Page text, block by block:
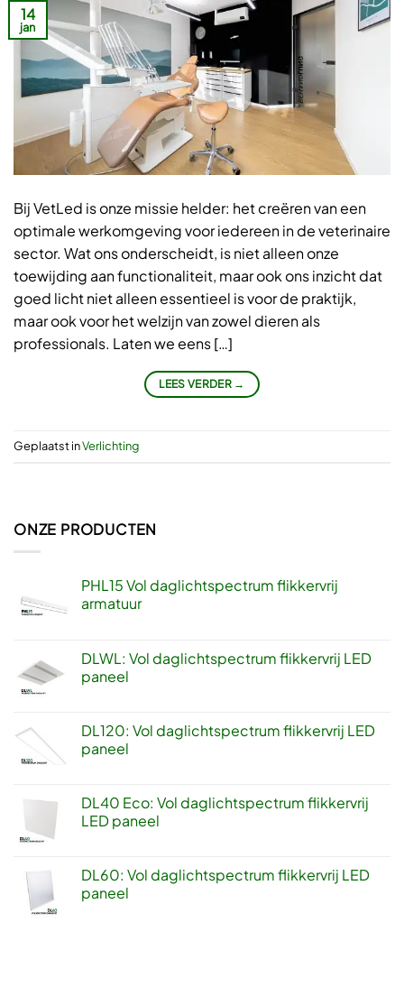
14
jan
Bij VetLed is onze missie helder: het creëren van een
optimale werkomgeving voor iedereen in de veterinaire
sector. Wat ons onderscheidt, is niet alleen onze
toewijding aan functionaliteit, maar ook ons inzicht dat
goed licht niet alleen essentieel is voor de praktijk,
maar ook voor het welzijn van zowel dieren als
professionals. Laten we eens […]
LEES VERDER →
Geplaatst inVerlichting
ONZE PRODUCTEN
PHL15 Vol daglichtspectrum flikkervrij
armatuur
DLWL: Vol daglichtspectrum flikkervrij LED
paneel
DL120: Vol daglichtspectrum flikkervrij LED
paneel
DL40 Eco: Vol daglichtspectrum flikkervrij
LED paneel
DL60: Vol daglichtspectrum flikkervrij LED
paneel